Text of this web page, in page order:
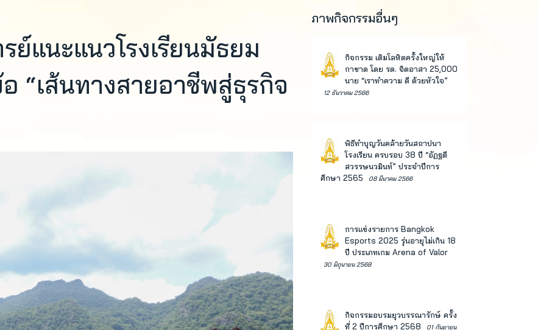
ย์แนะแนวโรงเรียนมัธยม
“เส้นทางสายอาชีพสู่ธุรกิจ
ภาพกิจกรรมอื่นๆ
กิจกรรม เติมโลหิตครั้งใหญ่ให้
กาชาด โดย รด. จิตอาสา 25,000
นาย “เราทำความ ดี ด้วยหัวใจ”
12 ธันวาคม 2566
พิธีทำบุญวันคล้ายวันสถาปนา
โรงเรียน ครบรอบ 38 ปี “อัฏฐตี
สวรรษนวมินท์” ประจำปีการ
ศึกษา 2565
08 มีนาคม 2566
การแข่งรายการ Bangkok
Esports 2025 รุ่นอายุไม่เกิน 18
ปี ประเภทเกม Arena of Valor
30 มิถุนายน 2568
กิจกรรมอบรมยุวบรรณารักษ์ ครั้ง
ที่ 2 ปีการศึกษา 2568
01 กันยายน